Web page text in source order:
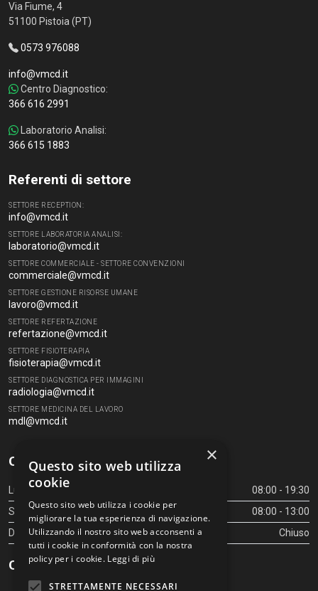
Via Fiume, 4
51100 Pistoia (PT)
0573 976088
info@vmcd.it
Centro Diagnostico:
366 616 2991
Laboratorio Analisi:
366 615 1883
Referenti di settore
SETTORE RECEPTION:
info@vmcd.it
SETTORE LABORATORIA ANALISI:
laboratorio@vmcd.it
SETTORE COMMERCIALE - SETTORE CONVENZIONI
commerciale@vmcd.it
SETTORE GESTIONE RISORSE UMANE
lavoro@vmcd.it
SETTORE REFERTAZIONE
refertazione@vmcd.it
SETTORE FISIOTERAPIA
fisioterapia@vmcd.it
SETTORE DIAGNOSTICA PER IMMAGINI
radiologia@vmcd.it
SETTORE MEDICINA DEL LAVORO
mdl@vmcd.it
Orari Centro Diagnostico
Lunedì - Venerdì
08:00 - 19:30
Sabato
08:00 - 13:00
Domenica
Chiuso
Orari Centro Diagnostico
×
Questo sito web utilizza
cookie
Questo sito web utilizza i cookie per
migliorare la tua esperienza di navigazione.
Utilizzando il nostro sito web acconsenti a
tutti i cookie in conformità con la nostra
policy per i cookie. Leggi di più
STRETTAMENTE NECESSARI